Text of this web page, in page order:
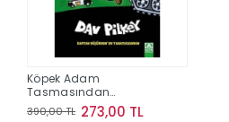
Köpek Adam
Tasmasından
Kurtuluyor
390,00 TL 273,00 TL